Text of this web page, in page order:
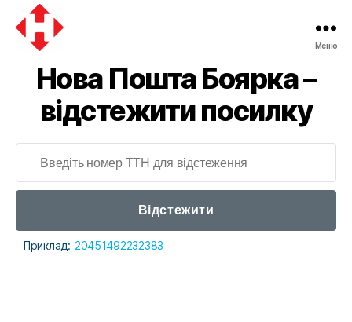
Меню
Нова Пошта Боярка –
відстежити посилку
Відстежити
Приклад: 20451492232383